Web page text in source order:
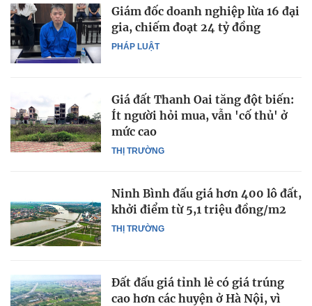
PHÁP LUẬT
Giám đốc doanh nghiệp lừa 16 đại
gia, chiếm đoạt 24 tỷ đồng
THỊ TRƯỜNG
Giá đất Thanh Oai tăng đột biến:
Ít người hỏi mua, vẫn 'cố thủ' ở
mức cao
THỊ TRƯỜNG
Ninh Bình đấu giá hơn 400 lô đất,
khởi điểm từ 5,1 triệu đồng/m2
Đất đấu giá tỉnh lẻ có giá trúng
cao hơn các huyện ở Hà Nội, vì